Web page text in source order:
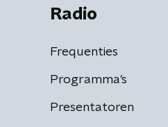
Radio
Frequenties
Programma's
Presentatoren